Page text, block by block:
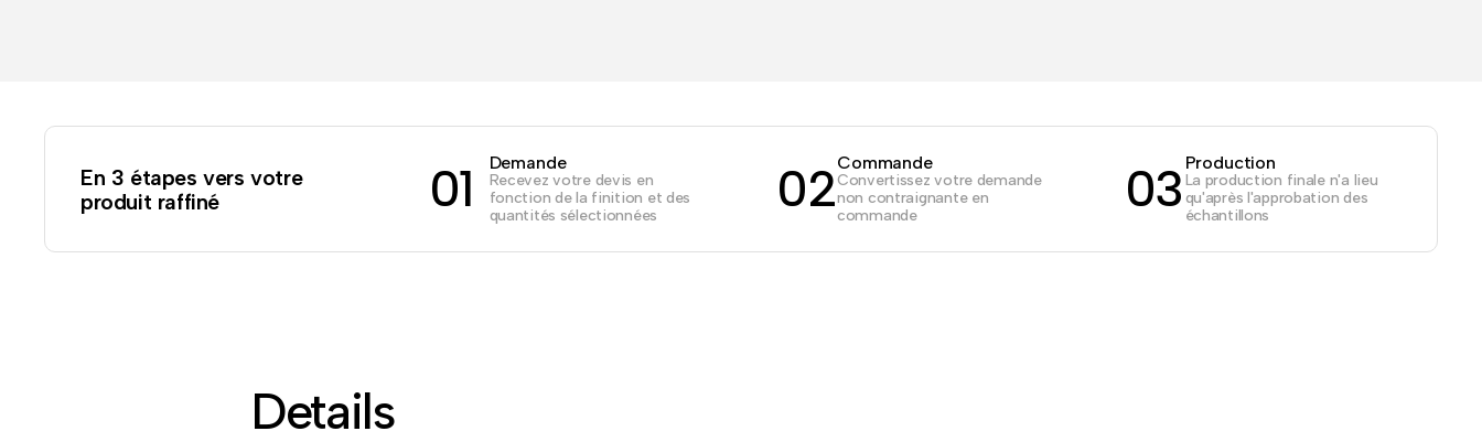
En 3 étapes vers votre
produit raffiné
01 Demande
Recevez votre devis en
fonction de la finition et des
quantités sélectionnées
02Commande
Convertissez votre demande
non contraignante en
commande
03 Production
La production finale n'a lieu
qu'après l'approbation des
échantillons
Details